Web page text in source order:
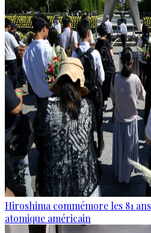
Hiroshima commémore les 81
atomique américain